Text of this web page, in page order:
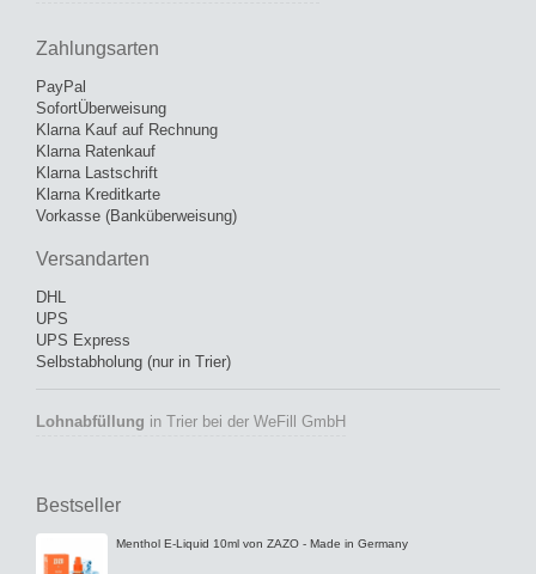
Zahlungsarten
PayPal
SofortÜberweisung
Klarna Kauf auf Rechnung
Klarna Ratenkauf
Klarna Lastschrift
Klarna Kreditkarte
Vorkasse (Banküberweisung)
Versandarten
DHL
UPS
UPS Express
Selbstabholung (nur in Trier)
Lohnabfüllung in Trier bei der WeFill GmbH
Bestseller
Menthol E-Liquid 10ml von ZAZO - Made in Germany